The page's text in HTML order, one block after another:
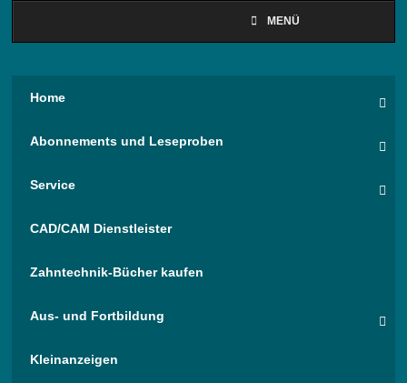
MENÜ
Home
Abonnements und Leseproben
Service
CAD/CAM Dienstleister
Zahntechnik-Bücher kaufen
Aus- und Fortbildung
Kleinanzeigen